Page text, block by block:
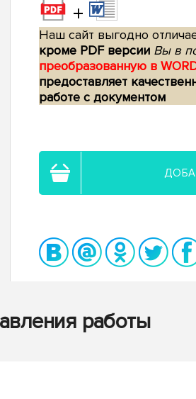
+
Наш сайт выгодно
кроме PDF версии Вы в
преобразованную в
предоставляет
работе с документом
работы